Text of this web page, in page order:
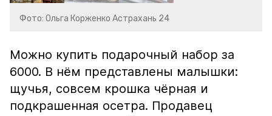
Фото: Ольга Корженко Астрахань 24
Можно купить подарочный набор за
6000. В нём представлены малышки:
щучья, совсем крошка чёрная и
подкрашенная осетра. Продавец